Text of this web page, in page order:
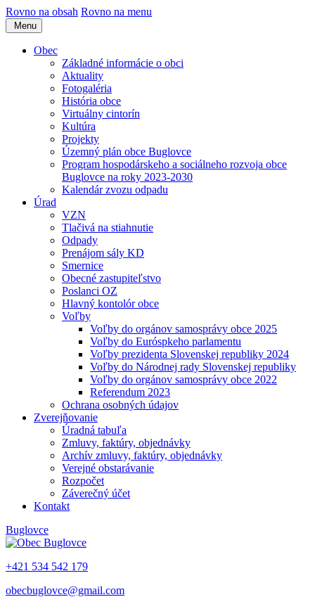
Rovno na obsah Rovno na menu
Menu
Obec
Základné informácie o obci
Aktuality
Fotogaléria
História obce
Virtuálny cintorín
Kultúra
Projekty
Územný plán obce Buglovce
Program hospodárskeho a sociálneho rozvoja obce
Buglovce na roky 2023-2030
Kalendár zvozu odpadu
Úrad
VZN
Tlačivá na stiahnutie
Odpady
Prenájom sály KD
Smernice
Obecné zastupiteľstvo
Poslanci OZ
Hlavný kontolór obce
Voľby
Voľby do orgánov samosprávy obce 2025
Voľby do Euróspkeho parlamentu
Voľby prezidenta Slovenskej republiky 2024
Voľby do Národnej rady Slovenskej republiky
Voľby do orgánov samosprávy obce 2022
Referendum 2023
Ochrana osobných údajov
Zverejňovanie
Úradná tabuľa
Zmluvy, faktúry, objednávky
Archív zmluvy, faktúry, objednávky
Verejné obstarávanie
Rozpočet
Záverečný účet
Kontakt
Buglovce
+421 534 542 179
obecbuglovce@gmail.com